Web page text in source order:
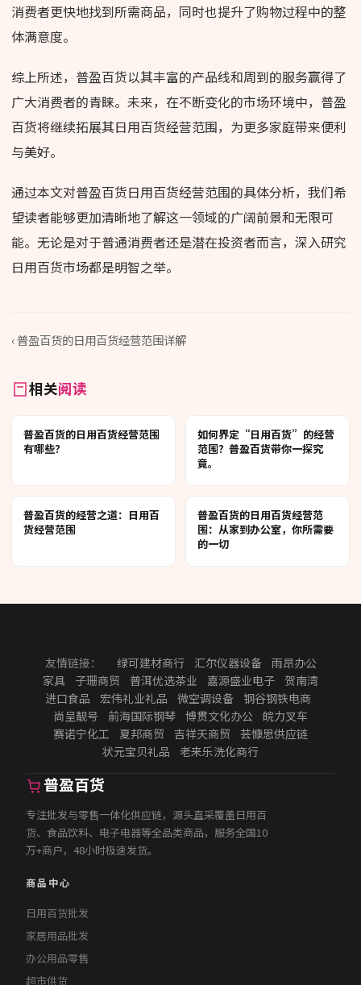
消费者更快地找到所需商品，同时也提升了购物过程中的整
体满意度。
综上所述，普盈百货以其丰富的产品线和周到的服务赢得了
广大消费者的青睐。未来，在不断变化的市场环境中，普盈
百货将继续拓展其日用百货经营范围，为更多家庭带来便利
与美好。
通过本文对普盈百货日用百货经营范围的具体分析，我们希
望读者能够更加清晰地了解这一领域的广阔前景和无限可
能。无论是对于普通消费者还是潜在投资者而言，深入研究
日用百货市场都是明智之举。
‹ 普盈百货的日用百货经营范围详解
相关阅读
普盈百货的日用百货经营范围
有哪些？
如何界定“日用百货”的经营
范围？普盈百货带你一探究
竟。
普盈百货的经营之道：日用百
货经营范围
普盈百货的日用百货经营范
围：从家到办公室，你所需要
的一切
友情链接： 绿可建材商行 汇尔仪器设备
雨昂办公
家具
子珊商贸 普洱优选茶业 嘉源盛业电子
贺南湾
进口食品
宏伟礼业礼品 微空调设备
钢谷钢铁电商
尚呈靓号
前海国际钢琴 博贯文化办公
皖力叉车
赛诺宁化工
夏邦商贸 吉祥天商贸
芸慷思供应链
状元宝贝礼品
老来乐洗化商行
普盈百货
专注批发与零售一体化供应链，源头直采覆盖日用百
货、食品饮料、电子电器等全品类商品，服务全国10
万+商户，48小时极速发货。
商品中心
日用百货批发
家居用品批发
办公用品零售
超市供货